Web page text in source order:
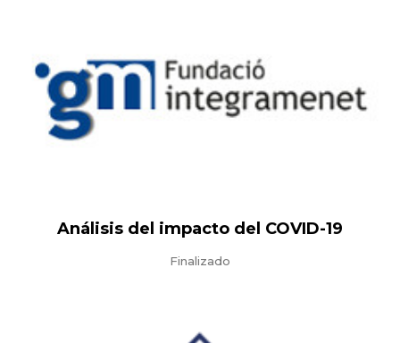
Análisis del impacto del COVID-19
Finalizado